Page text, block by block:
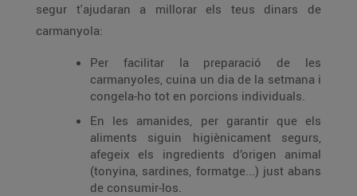
segur t'ajudaran a millorar els teus dinars de
carmanyola:
Per facilitar la preparació de les
carmanyoles, cuina un dia de la setmana i
congela-ho tot en porcions individuals.
En les amanides, per garantir que els
aliments siguin higiènicament segurs,
afegeix els ingredients d’origen animal
(tonyina, sardines, formatge...) just abans
de consumir-los.